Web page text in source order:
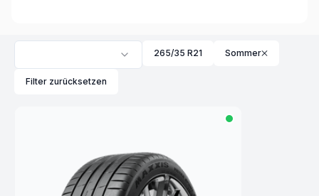
265/35 R21 Sommer
Filter zurücksetzen